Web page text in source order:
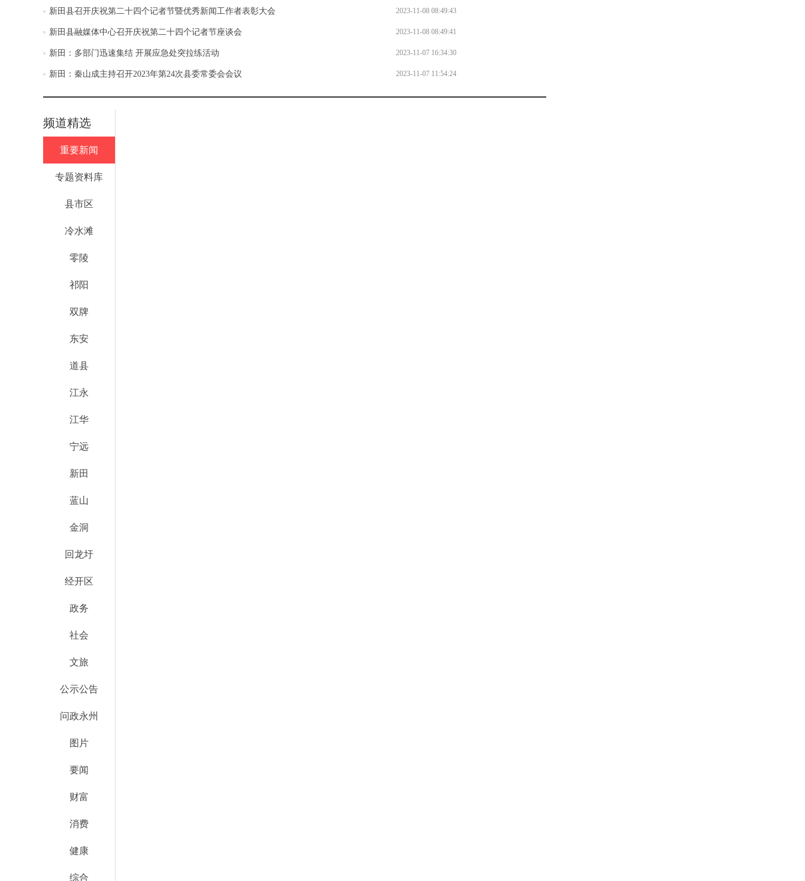
新田县召开庆祝第二十四个记者节暨优秀新闻工作者表彰大会 2023-11-08 08:49:43
新田县融媒体中心召开庆祝第二十四个记者节座谈会 2023-11-08 08:49:41
新田：多部门迅速集结 开展应急处突拉练活动 2023-11-07 16:34:30
新田：秦山成主持召开2023年第24次县委常委会会议 2023-11-07 11:54:24
频道精选
重要新闻
专题资料库
县市区
冷水滩
零陵
祁阳
双牌
东安
道县
江永
江华
宁远
新田
蓝山
金洞
回龙圩
经开区
政务
社会
文旅
公示公告
问政永州
图片
要闻
财富
消费
健康
综合